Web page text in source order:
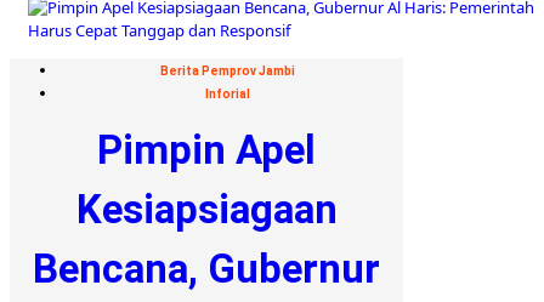
Berita Pemprov Jambi
Inforial
Pimpin Apel
Kesiapsiagaan
Bencana, Gubernur